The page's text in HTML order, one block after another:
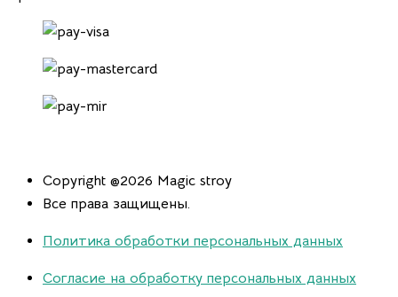
Copyright @2026 Magic stroy
Все права защищены.
Политика обработки персональных данных
Согласие на обработку персональных данных